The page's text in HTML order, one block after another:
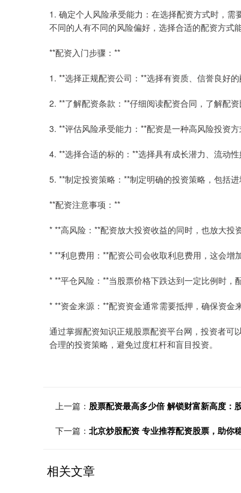
1. 确定个人风险承受能力：在选择配资方式时，需
不同的人有不同的风险偏好，选择合适的配资方式
**配资入门步骤：**
1. **选择正规配资公司：**选择有资质、信誉良好的
2. **了解配资条款：**仔细阅读配资合同，了解配
3. **评估风险承受能力：**配资是一种高风险投资
4. **选择合适的标的：**选择具有成长潜力、流动性
5. **制定投资策略：**制定明确的投资策略，包括进
**配资注意事项：**
* **高风险：**配资放大投资收益的同时，也放大投
* **利息费用：**配资公司会收取利息费用，这会增
* **平仓风险：**当股票价格下跌达到一定比例时，
* **资金来源：**配资资金通常需要抵押，确保资金
通过掌握配资知识正规股票配资平台网，投资者可
合理的投资策略，避免过度杠杆和盲目投资。
上一篇： 股票配资最高多少倍 解锁财富新高度：
下一篇： 北京炒股配资 专业推荐配资股票，助你
相关文章